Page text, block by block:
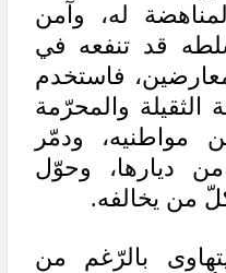
له، وآمن
قد تنفعه في
فاستخدم
والمحرّمة
مواطنيه، ودمّر
ديارها، وحوّل
من يخالفه.
بالرّغم من